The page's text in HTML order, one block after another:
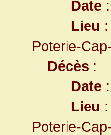
Date
Lieu :
Poterie-
Décès :
Date
Lieu :
Poterie-